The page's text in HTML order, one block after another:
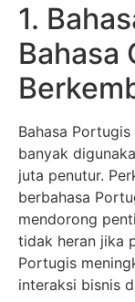
1.
Bahasa
Bahasa
banyak
juta penutur.
berbahasa
mendorong
tidak heran jika
Portugis
interaksi bisnis